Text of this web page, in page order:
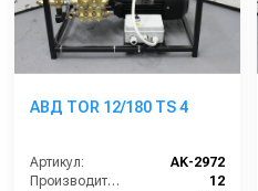
АВД TOR 12/180 TS 4
Артикул:
AK-2972
Производительность (л/мин):
12